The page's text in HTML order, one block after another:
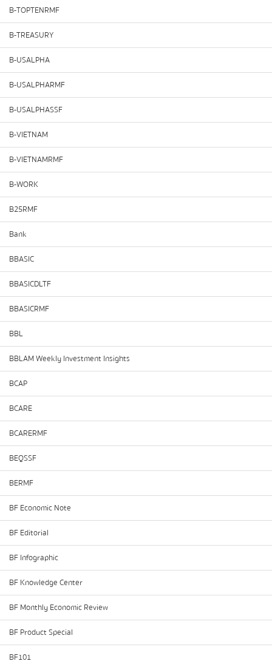
B-TOPTENRMF
B-TREASURY
B-USALPHA
B-USALPHARMF
B-USALPHASSF
B-VIETNAM
B-VIETNAMRMF
B-WORK
B25RMF
Bank
BBASIC
BBASICDLTF
BBASICRMF
BBL
BBLAM Weekly Investment Insights
BCAP
BCARE
BCARERMF
BEQSSF
BERMF
BF Economic Note
BF Editorial
BF Infographic
BF Knowledge Center
BF Monthly Economic Review
BF Product Special
BF101